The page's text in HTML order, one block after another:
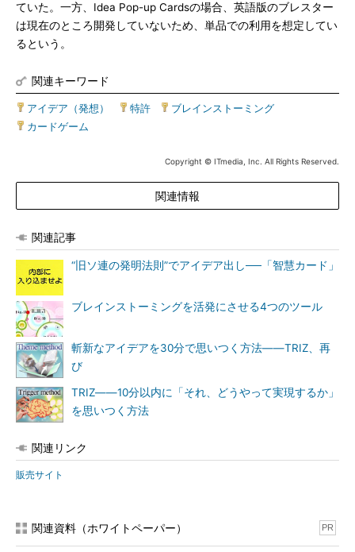
ていた。一方、Idea Pop-up Cardsの場合、英語版のブレスター
は現在のところ開発していないため、単品での利用を想定してい
るという。
関連キーワード
アイデア（発想） 特許 ブレインストーミング
カードゲーム
Copyright © ITmedia, Inc. All Rights Reserved.
関連情報
関連記事
“旧ソ連の発明法則”でアイデア出し──「智慧カード」
ブレインストーミングを活発にさせる4つのツール
斬新なアイデアを30分で思いつく方法――TRIZ、再
び
TRIZ――10分以内に「それ、どうやって実現するか」
を思いつく方法
関連リンク
販売サイト
関連資料（ホワイトペーパー） PR